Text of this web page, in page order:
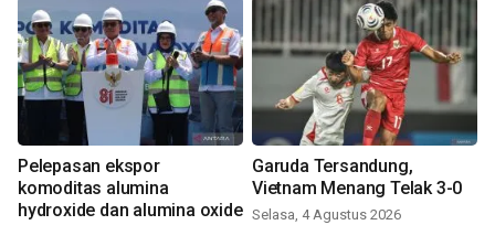
Pelepasan ekspor
komoditas alumina
hydroxide dan alumina oxide
Garuda Tersandung,
Vietnam Menang Telak 3-0
Selasa, 4 Agustus 2026